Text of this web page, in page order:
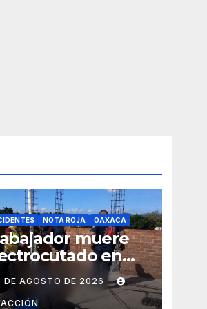
NOTA ROJA OAXACA
muere
en
de Soledad
dos jóvenes
DE AGOSTO DE 2026